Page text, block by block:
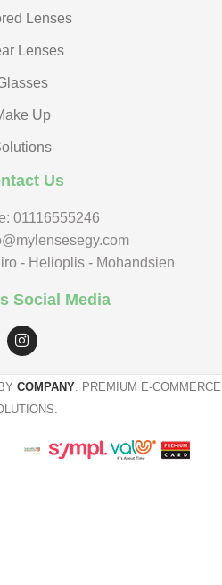
Lenses
Lenses
Up
Us
01116555246
- Helioplis - Mohandsien
Social Media
COMPANY . PREMIUM E-COMMERCE